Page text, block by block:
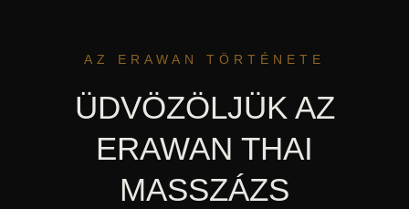
AZ ERAWAN TÖRTÉNETE
ÜDVÖZÖLJÜK AZ
ERAWAN THAI
MASSZÁZS